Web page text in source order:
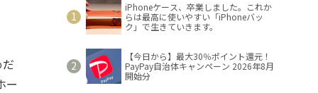
ー
iPhoneケース、卒業しました。これか
らは最高に使いやすい「iPhoneバッ
ク」で生きていきます。
【今日から】最大30％ポイント還元！
PayPay自治体キャンペーン 2026年8月
開始分